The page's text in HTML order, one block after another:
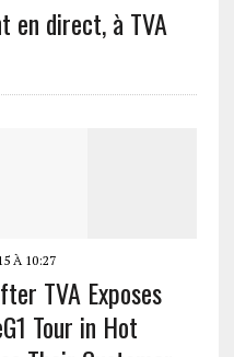
en direct, à TVA
À 10:27
TVA Exposes
G1 Tour in Hot